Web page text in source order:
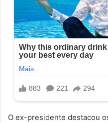
O ex-presidente destacou